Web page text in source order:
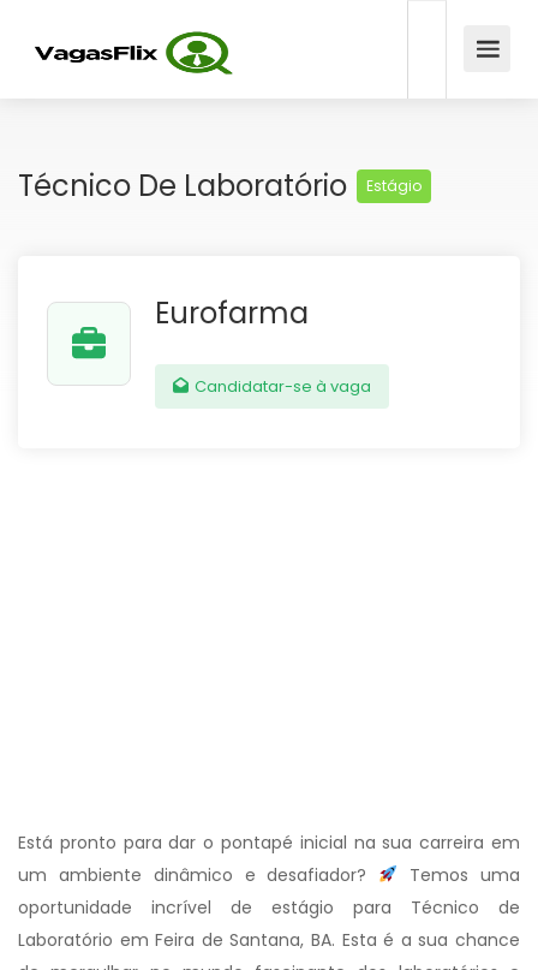
Técnico De Laboratório Estágio
Eurofarma
Candidatar-se à vaga
Está pronto para dar o pontapé inicial na sua carreira em
um ambiente dinâmico e desafiador?
Temos uma
oportunidade incrível de estágio para Técnico de
Laboratório em Feira de Santana, BA. Esta é a sua chance